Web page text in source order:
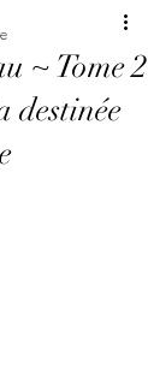
~ Tome 2
destinée